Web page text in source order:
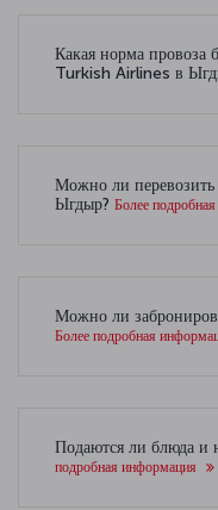
Какая норма провоза
Turkish Airlines в
Можно ли
Ыгдыр? Более
Можно ли
Более подробная
Подаются ли блюда и
подробная информация